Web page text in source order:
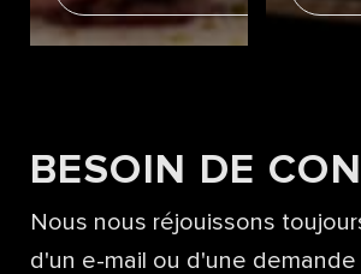
BESOIN DE
Nous nous réjouissons
d'un e-mail ou d'une